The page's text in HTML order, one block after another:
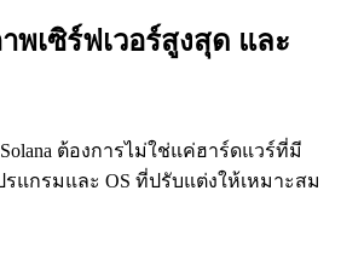
พเซิร์ฟเวอร์สูงสุด และ
ต้องการไม่ใช่แค่ฮาร์ดแวร์ที่มี
แกรมและ OS ที่ปรับแต่งให้เหมาะสม